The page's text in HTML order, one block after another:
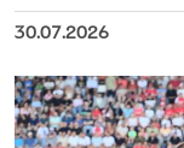
30.07.2026